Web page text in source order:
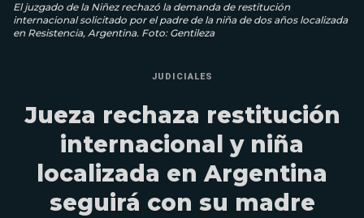
El juzgado de la Niñez rechazó la demanda de restitución
internacional solicitado por el padre de la niña de dos años localizada
en Resistencia, Argentina. Foto: Gentileza
JUDICIALES
Jueza rechaza restitución
internacional y niña
localizada en Argentina
seguirá con su madre